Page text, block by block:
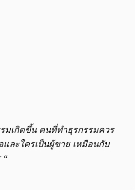
มเกิดขึ้น คนที่ทำธุรกรรมควร
และใครเป็นผู้ขาย เหมือนกับ
“